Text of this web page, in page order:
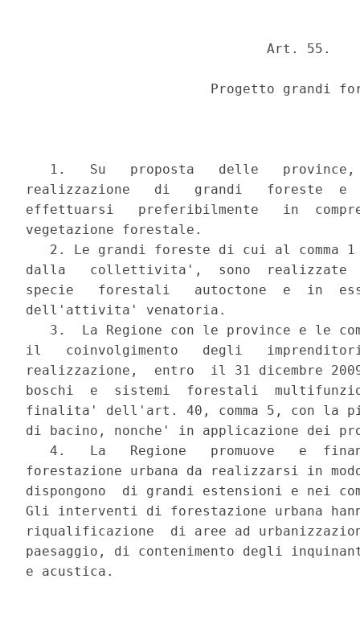
                              Art. 55.
Progetto grandi
1.   Su   proposta   delle
realizzazione   di   grandi   foreste
effettuarsi   preferibilmente   in
vegetazione forestale.
2. Le grandi foreste di cui al comma
dalla   collettivita',  sono  realizzate
specie   forestali   autoctone  e  in
dell'attivita' venatoria.
3.  La Regione con le province e le
il   coinvolgimento   degli
realizzazione,  entro  il 31 dicembre
boschi  e  sistemi  forestali
finalita' dell'art. 40, comma 5, con la
di bacino, nonche' in applicazione dei
4.   La   Regione   promuove   e
forestazione urbana da realizzarsi in
dispongono  di grandi estensioni e nei
Gli interventi di forestazione urbana
riqualificazione  di aree ad
paesaggio, di contenimento degli